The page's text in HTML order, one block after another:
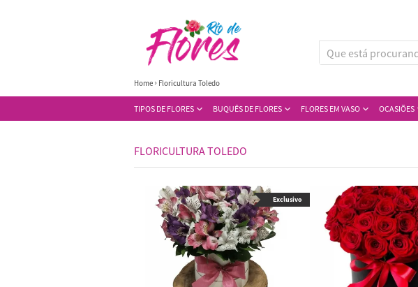
TIPOS DE FLORES BUQUÊS DE FLORES FLORES EM VASO OCASIÕES
Home Floricultura Toledo
FLORICULTURA TOLEDO
Exclusivo